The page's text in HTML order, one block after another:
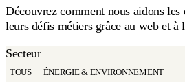
Découvrez comment nous aidons les
leurs défis métiers grâce au web et à
Secteur
TOUS ÉNERGIE & ENVIRONNEMENT